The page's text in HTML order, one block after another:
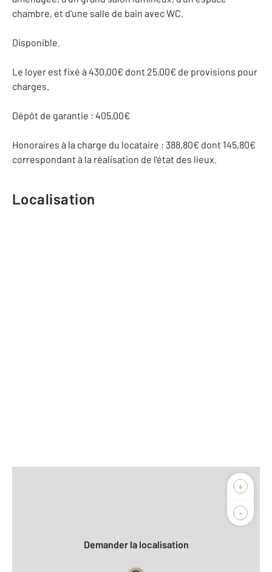
chambre, et d'une salle de bain avec WC.
Disponible.
Le loyer est fixé à 430,00€ dont 25,00€ de provisions pour
charges.
Dépôt de garantie : 405,00€
Honoraires à la charge du locataire : 388,80€ dont 145,80€
correspondant à la réalisation de l'état des lieux.
Localisation
+
-
Demander la localisation